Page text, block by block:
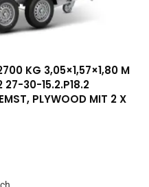
KG 3,05×1,57×1,80 M
27-30-15.2.P18.2
PLYWOOD MIT 2 X